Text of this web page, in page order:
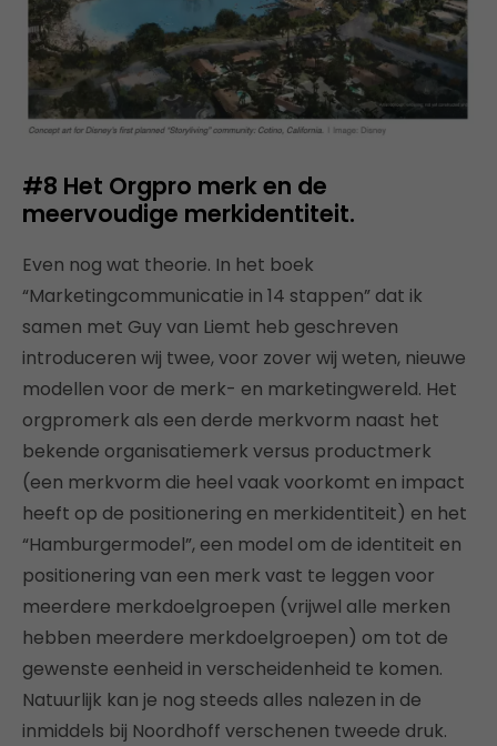
#8 Het Orgpro merk en de
meervoudige merkidentiteit.
Even nog wat theorie. In het boek
“Marketingcommunicatie in 14 stappen” dat ik
samen met Guy van Liemt heb geschreven
introduceren wij twee, voor zover wij weten, nieuwe
modellen voor de merk- en marketingwereld. Het
orgpromerk als een derde merkvorm naast het
bekende organisatiemerk versus productmerk
(een merkvorm die heel vaak voorkomt en impact
heeft op de positionering en merkidentiteit) en het
“Hamburgermodel”, een model om de identiteit en
positionering van een merk vast te leggen voor
meerdere merkdoelgroepen (vrijwel alle merken
hebben meerdere merkdoelgroepen) om tot de
gewenste eenheid in verscheidenheid te komen.
Natuurlijk kan je nog steeds alles nalezen in de
inmiddels bij Noordhoff verschenen tweede druk.